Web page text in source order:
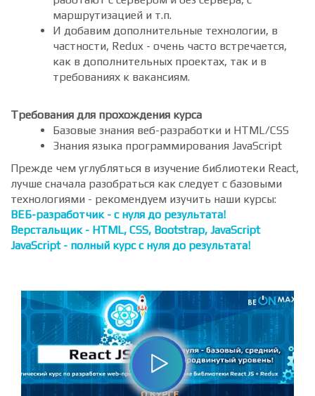
Изучим всё, что необходимо для сборки
полноценных web-приложений, которые
работают с сервером и без сервера, с
маршрутизацией и т.п.
И добавим дополнительные технологии, в
частности, Redux - очень часто встречается,
требованиях к вакансиям.
Требования для прохождения курса
Базовые знания веб-разработки и HTML/CSS
Знания языка программирования JavaScript
Прежде чем углубляться в изучение библиотеки React,
лучше сначала разобраться как следует с базовыми
технологиями - рекомендуем изучить наши курсы:
ВЕБ-разработчик - с нуля до результата!